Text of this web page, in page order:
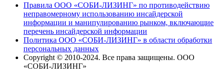
Правила ООО «СОБИ-ЛИЗИНГ» по противодействию
неправомерному использованию инсайдерской
информации и манипулированию рынком, включающие
перечень инсайдерской информации
Политика ООО «СОБИ-ЛИЗИНГ» в области обработки
персональных данных
Copyright © 2010-2024. Все права защищены. ООО
«СОБИ-ЛИЗИНГ»